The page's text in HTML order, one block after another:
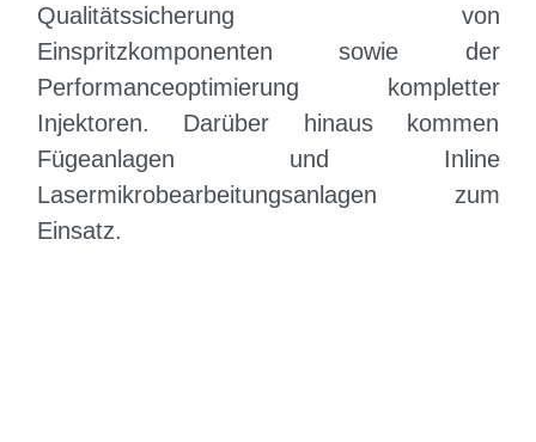
Qualitätssicherung von
Einspritzkomponenten sowie der
Performanceoptimierung kompletter
Injektoren. Darüber hinaus kommen
Fügeanlagen und Inline
Lasermikrobearbeitungsanlagen zum
Einsatz.